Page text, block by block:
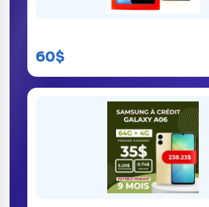
60$